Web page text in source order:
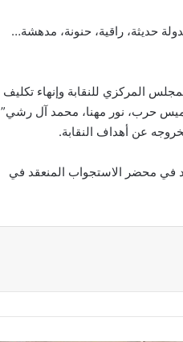
حديثة، راقية، حنونة، مدهشة…
بإسقاط عضوية 4 فنانين من المجلس المركزي للنقابة وإنهاء تكليف
حرب، نور مهنا، محمد آل رشي”
عن أهداف النقابة.
في محضر الاستجواب المنعقد في